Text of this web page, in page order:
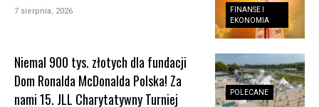
FINANSE I
EKONOMIA
7 sierpnia, 2026
POLECANE
Niemal 900 tys. złotych dla fundacji
Dom Ronalda McDonalda Polska! Za
nami 15. JLL Charytatywny Turniej